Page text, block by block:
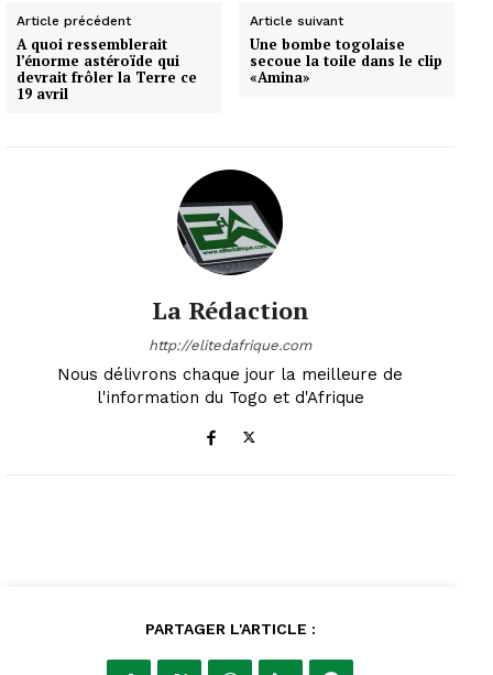
Article précédent
A quoi ressemblerait
l’énorme astéroïde qui
devrait frôler la Terre ce
19 avril
Article suivant
Une bombe togolaise
secoue la toile dans le clip
«Amina»
La Rédaction
http://elitedafrique.com
Nous délivrons chaque jour la meilleure de
l'information du Togo et d'Afrique
PARTAGER L'ARTICLE :